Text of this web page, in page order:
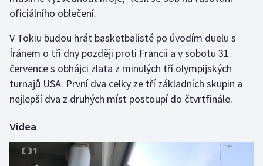
oficiálního oblečení.
V Tokiu budou hrát basketbalisté po úvodím duelu s
Íránem o tři dny později proti Francii a v sobotu 31.
července s obhájci zlata z minulých tří olympijských
turnajů USA. První dva celky ze tří základních skupin a
nejlepší dva z druhých míst postoupí do čtvrtfinále.
Videa